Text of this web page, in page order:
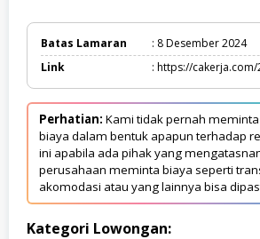
Batas Lamaran
: 8 Desember 2024
Link
: https://cakerja.com/
Perhatian: Kami tidak pernah
biaya dalam bentuk apapun terhadap
ini apabila ada pihak yang
perusahaan meminta biaya seperti
akomodasi atau yang lainnya bisa
Kategori Lowongan: